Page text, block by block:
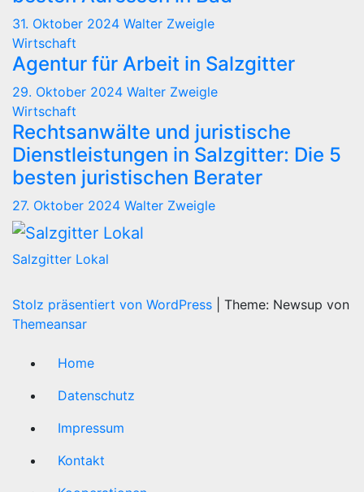
31. Oktober 2024 Walter Zweigle
Wirtschaft
Agentur für Arbeit in Salzgitter
29. Oktober 2024 Walter Zweigle
Wirtschaft
Rechtsanwälte und juristische
Dienstleistungen in Salzgitter: Die 5
besten juristischen Berater
27. Oktober 2024 Walter Zweigle
Salzgitter Lokal
Stolz präsentiert von WordPress
Theme: Newsup von
Themeansar
Home
Datenschutz
Impressum
Kontakt